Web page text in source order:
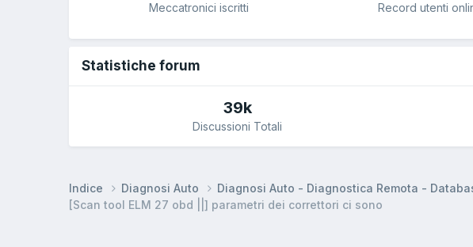
Meccatronici iscritti Record utenti
Statistiche forum
39k
Discussioni Totali
Indice Diagnosi Auto
Diagnosi Auto - Diagnostica Remota -
[Scan tool ELM 27 obd ||] parametri dei correttori ci sono